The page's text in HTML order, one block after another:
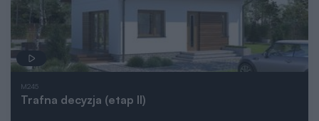
M245
Trafna decyzja (etap II)